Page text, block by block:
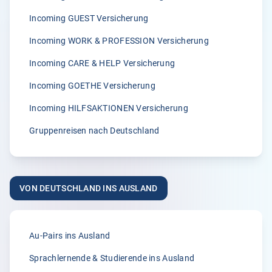
5.00
„Wir sind von der zügigen Bearbeitung von Klemmer
International immer wieder begeisterst.“
A.
der Klemmer International Assekuradeur GmbH. Der
Grund dafür liegt in der Kompetenz der Ansprechpartner
sowie dem sehr guten Kundenservice und der
31.03.2026
Incoming GUEST Versicherung
Incoming WORK & PROFESSION Versicherung
Incoming CARE & HELP Versicherung
Incoming GOETHE Versicherung
Incoming HILFSAKTIONEN Versicherung
Gruppenreisen nach Deutschland
VON DEUTSCHLAND INS AUSLAND
Au-Pairs ins Ausland
Sprachlernende & Studierende ins Ausland